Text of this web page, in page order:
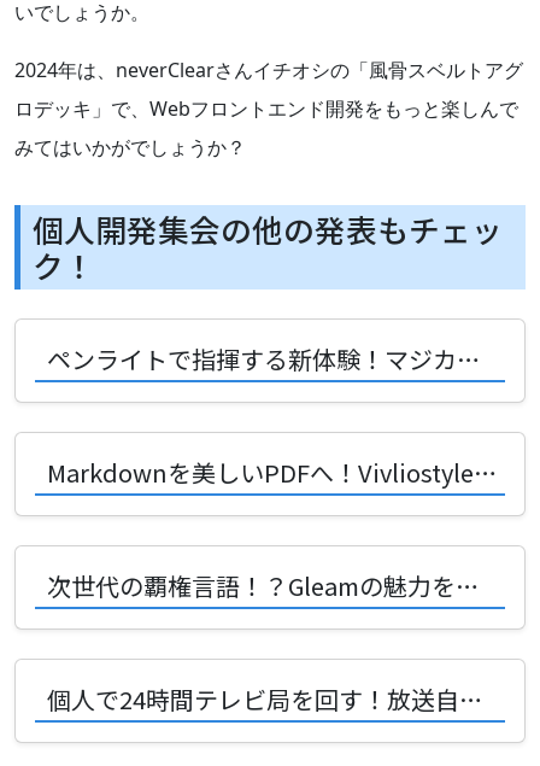
いでしょうか。
2024年は、neverClearさんイチオシの「風骨スベルトアグ
ロデッキ」で、Webフロントエンド開発をもっと楽しんで
みてはいかがでしょうか？
個人開発集会の他の発表もチェッ
ク！
ペンライトで指揮する新体験！マジカルミライ2026入選作の開発秘話
Markdownを美しいPDFへ！Vivliostyleで変わる未来の書類作成術
次世代の覇権言語！？Gleamの魅力を創好リナさんがVRChatで熱弁！
個人で24時間テレビ局を回す！放送自動化システムICS-TVの驚愕アーキテクチャ